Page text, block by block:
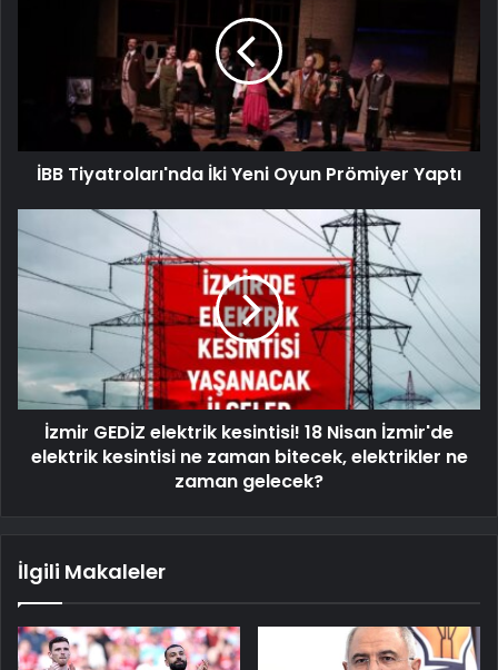
İBB Tiyatroları'nda İki Yeni Oyun Prömiyer Yaptı
İzmir GEDİZ elektrik kesintisi! 18 Nisan İzmir'de
elektrik kesintisi ne zaman bitecek, elektrikler ne
zaman gelecek?
İlgili Makaleler